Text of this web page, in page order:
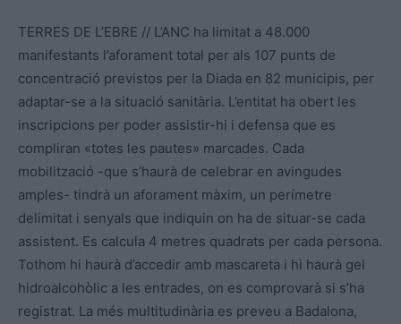
TERRES DE L’EBRE // L’ANC ha limitat a 48.000
manifestants l’aforament total per als 107 punts de
concentració previstos per la Diada en 82 municipis, per
adaptar-se a la situació sanitària. L’entitat ha obert les
inscripcions per poder assistir-hi i defensa que es
compliran «totes les pautes» marcades. Cada
mobilització -que s’haurà de celebrar en avingudes
amples- tindrà un aforament màxim, un perímetre
delimitat i senyals que indiquin on ha de situar-se cada
assistent. Es calcula 4 metres quadrats per cada persona.
Tothom hi haurà d’accedir amb mascareta i hi haurà gel
hidroalcohòlic a les entrades, on es comprovarà si s’ha
registrat. La més multitudinària es preveu a Badalona,